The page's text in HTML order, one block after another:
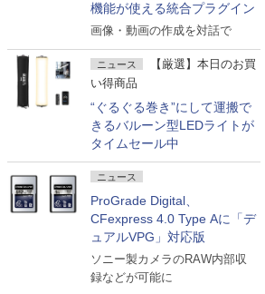
機能が使える統合プラグイン
画像・動画の作成を対話で
ニュース
【厳選】本日のお買
い得商品
“ぐるぐる巻き”にして運搬で
きるバルーン型LEDライトが
タイムセール中
ニュース
ProGrade Digital、
CFexpress 4.0 Type Aに「デ
ュアルVPG」対応版
ソニー製カメラのRAW内部収
録などが可能に